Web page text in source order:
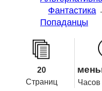
Фантастика
Попаданцы
20
Страниц
Часов